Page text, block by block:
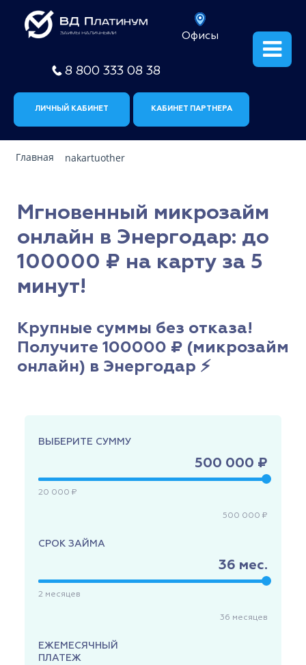
Офисы
8 800 333 08 38
ЛИЧНЫЙ КАБИНЕТ КАБИНЕТ ПАРТНЕРА
Главная nakartuother
Мгновенный микрозайм
онлайн в Энергодар: до
100000 ₽ на карту за 5
минут!
Крупные суммы без отказа!
Получите 100000 ₽ (микрозайм
онлайн) в Энергодар ⚡
ВЫБЕРИТЕ СУММУ
500 000 ₽
20 000 ₽
500 000 ₽
СРОК ЗАЙМА
36 мес.
2 месяцев
36 месяцев
ЕЖЕМЕСЯЧНЫЙ
ПЛАТЕЖ